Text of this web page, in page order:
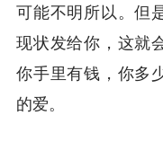
可能不明所以。但
现状发给你，这就
你手里有钱，你多
的爱。